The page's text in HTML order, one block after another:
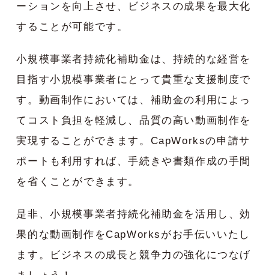
ーションを向上させ、ビジネスの成果を最大化
することが可能です。
小規模事業者持続化補助金は、持続的な経営を
目指す小規模事業者にとって貴重な支援制度で
す。動画制作においては、補助金の利用によっ
てコスト負担を軽減し、品質の高い動画制作を
実現することができます。CapWorksの申請サ
ポートも利用すれば、手続きや書類作成の手間
を省くことができます。
是非、小規模事業者持続化補助金を活用し、効
果的な動画制作をCapWorksがお手伝いいたし
ます。ビジネスの成長と競争力の強化につなげ